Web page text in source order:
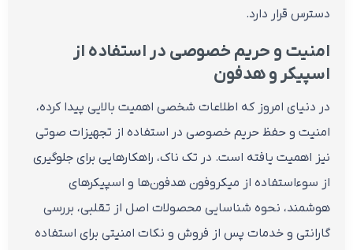
دسترس قرار دارد.
امنیت و حریم خصوصی در استفاده از
اسپیکر و هدفون
در دنیای امروز که اطلاعات شخصی اهمیت بالایی پیدا کرده،
امنیت و حفظ حریم خصوصی در استفاده از تجهیزات صوتی
نیز اهمیت یافته است. در تک ناک، راهکارهایی برای جلوگیری
از سوءاستفاده از میکروفون هدفون‌ها و اسپیکرهای
هوشمند، نحوه شناسایی محصولات اصل از تقلبی، بررسی
گارانتی و خدمات پس از فروش و نکات امنیتی برای استفاده